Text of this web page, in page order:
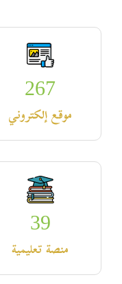
267
موقع إلكتروني
39
منصة تعليمية